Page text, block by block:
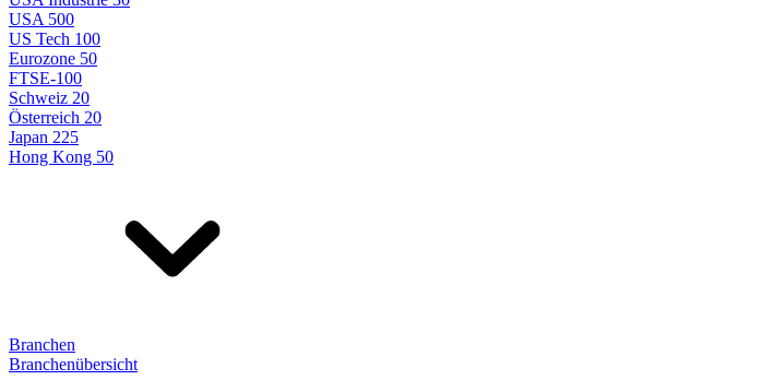
USA 500
US Tech 100
Eurozone 50
FTSE-100
Schweiz 20
Österreich 20
Japan 225
Hong Kong 50
Branchen
Branchenübersicht